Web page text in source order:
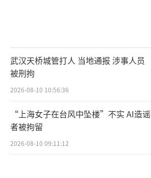
武汉天桥城管打人 当地通报 涉事人员
被刑拘
2026-08-10 10:56:36
“上海女子在台风中坠楼”不实 AI造谣
者被拘留
2026-08-10 09:11:12